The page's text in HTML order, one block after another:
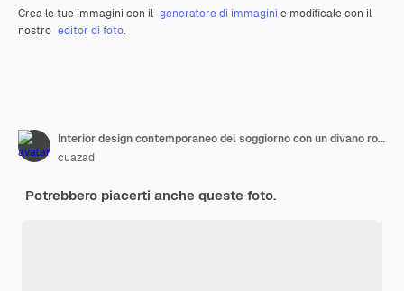
Crea le tue immagini con il generatore di immagini e modificale con il
nostro editor di foto.
Interior design contemporaneo del soggiorno con un divano rosa con sfondo rosa
cuazad
Potrebbero piacerti anche queste foto.